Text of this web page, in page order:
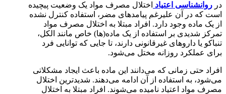
در روانشناسی اعتیاد اختلال مصرف مواد یک وضعیت پیچیده
است که در آن علیرغم پیامدهای مضر، استفاده کنترل نشده
از یک ماده وجود دارد. افراد مبتلا به اختلال مصرف مواد
تمرکز شدیدی بر استفاده از یک ماده(ها) خاص مانند الکل،
تنباکو یا داروهای غیرقانونی دارند، تا جایی که توانایی فرد
برای عملکرد روزانه مختل می‌شود.
افراد حتی زمانی که می‌دانند این ماده باعث ایجاد مشکلاتی
می‌شود، به استفاده از آن ادامه می‌دهند. شدیدترین اختلال
مصرف مواد اعتیاد نامیده می‌شوند. افراد مبتلا به اختلال